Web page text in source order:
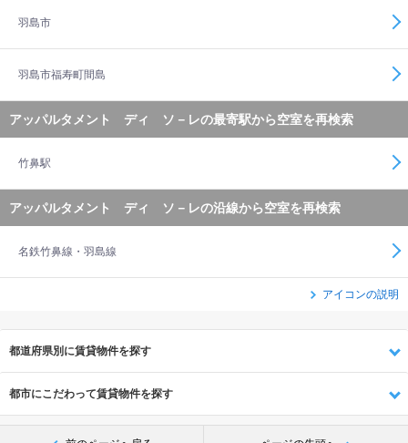
羽島市
羽島市福寿町間島
アッパルタメント ディ ソ－レの最寄駅から空室を再検索
竹鼻駅
アッパルタメント ディ ソ－レの沿線から空室を再検索
名鉄竹鼻線・羽島線
アイコンの説明
都道府県別に賃貸物件を探す
都市にこだわって賃貸物件を探す